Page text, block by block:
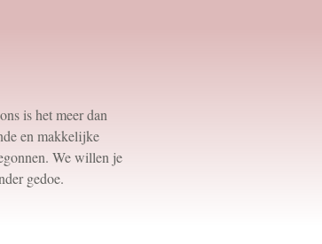
is het meer dan
en makkelijke
We willen je
gedoe.